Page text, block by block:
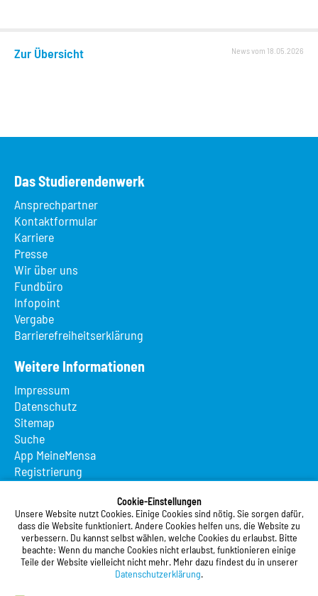
Cookie-Einstellungen
Unsere Website nutzt Cookies. Einige Cookies sind nötig. Sie sorgen dafür,
dass die Website funktioniert. Andere Cookies helfen uns, die Website zu
verbessern. Du kannst selbst wählen, welche Cookies du erlaubst. Bitte
beachte: Wenn du manche Cookies nicht erlaubst, funktionieren einige
Teile der Website vielleicht nicht mehr. Mehr dazu findest du in unserer
Datenschutzerklärung.
News vom 18.05.2026
Zur Übersicht
Das Studierendenwerk
Ansprechpartner
Kontaktformular
Karriere
Presse
Wir über uns
Fundbüro
Infopoint
Vergabe
Barrierefreiheitserklärung
Weitere Informationen
Impressum
Datenschutz
Sitemap
Suche
App MeineMensa
Registrierung
Studierendenwerk Vorderpfalz
Studierendenwerk Vorderpfalz
Anstalt des öffentlichen Rechts
Xylanderstraße 17
76829 Landau in der Pfalz